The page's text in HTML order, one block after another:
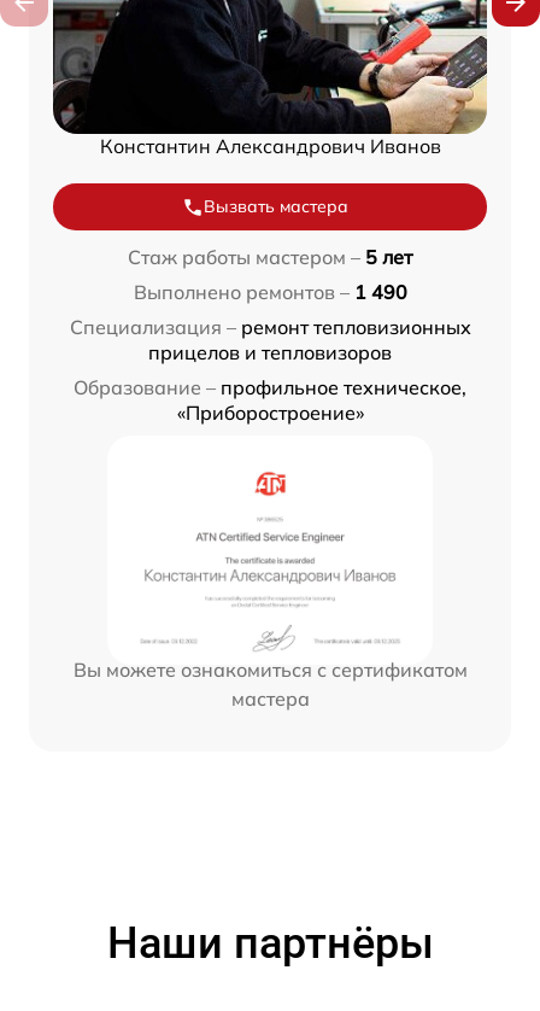
Константин Александрович Иванов
Вызвать мастера
Стаж работы мастером – 5 лет
Выполнено ремонтов – 1 490
Специализация – ремонт тепловизионных
прицелов и тепловизоров
Образование – профильное техническое,
«Приборостроение»
Вы можете ознакомиться с сертификатом
мастера
Наши партнёры